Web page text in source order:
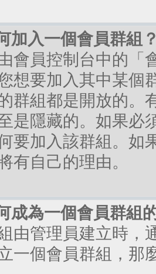
加入一個會員群組
會員控制台中的「
想要加入其中某個
群組都是開放的。
是隱藏的。如果必
要加入該群組。如
有自己的理由。
成為一個會員群組
由管理員建立時，
一個會員群組，那